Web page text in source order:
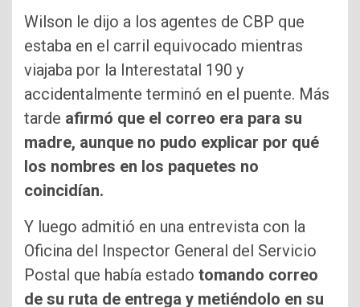
Wilson le dijo a los agentes de CBP que
estaba en el carril equivocado mientras
viajaba por la Interestatal 190 y
accidentalmente terminó en el puente. Más
tarde afirmó que el correo era para su
madre, aunque no pudo explicar por qué
los nombres en los paquetes no
coincidían.
Y luego admitió en una entrevista con la
Oficina del Inspector General del Servicio
Postal que había estado tomando correo
de su ruta de entrega y metiéndolo en su